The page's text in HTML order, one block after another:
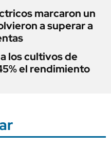
marcaron un
a superar a
los cultivos de
el rendimiento